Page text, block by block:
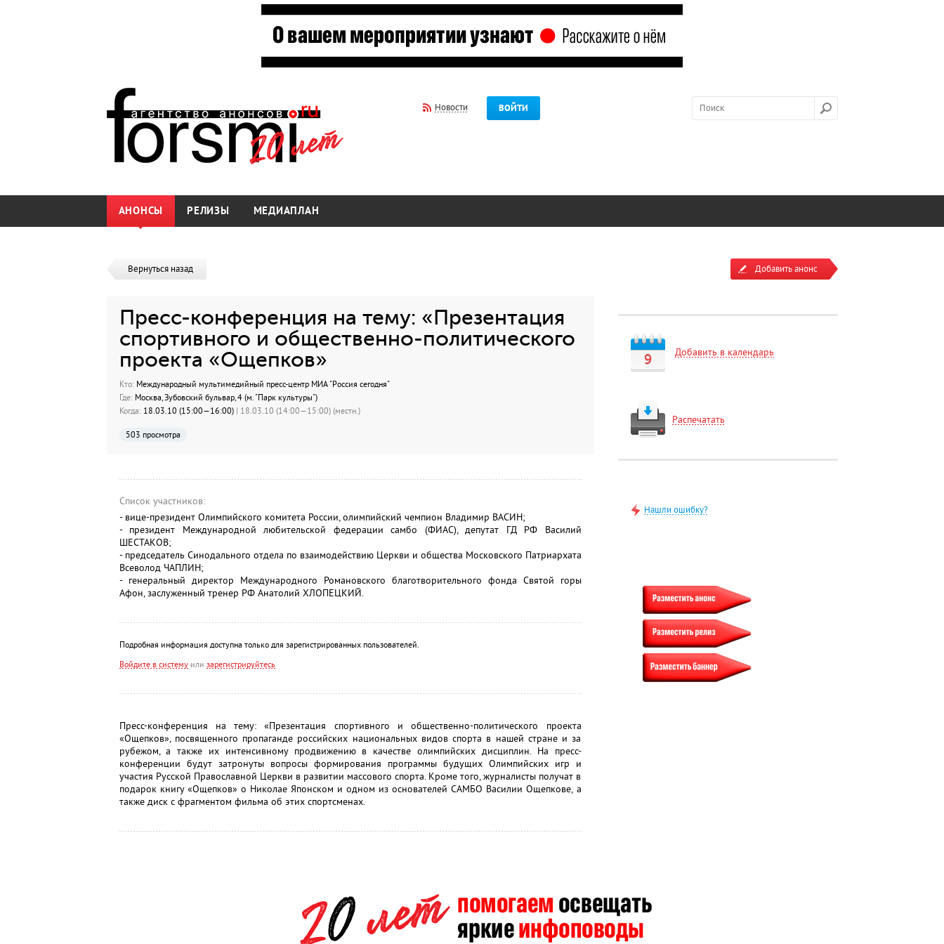
Новости ВОЙТИ
АНОНСЫ РЕЛИЗЫ МЕДИАПЛАН
Вернуться назад
Пресс-конференция на тему: «Презентация
спортивного и общественно-политического
проекта «Ощепков»
Кто:Международный мультимедийный пресс-центр МИА "Россия сегодня"
Где:Москва, Зубовский бульвар, 4 (м. "Парк культуры")
Когда:18.03.10 (15:00—16:00) | 18.03.10 (14:00—15:00) (местн.)
503 просмотра
Список участников:
- вице-президент Олимпийского комитета России, олимпийский чемпион Владимир ВАСИН;
- президент Международной любительской федерации самбо (ФИАС), депутат ГД РФ Василий
ШЕСТАКОВ;
- председатель Синодального отдела по взаимодействию Церкви и общества Московского Патриархата
Всеволод ЧАПЛИН;
- генеральный директор Международного Романовского благотворительного фонда Святой горы
Афон, заслуженный тренер РФ Анатолий ХЛОПЕЦКИЙ.
Подробная информация доступна только для зарегистрированных пользователей.
Войдите в системуили зарегистрируйтесь
Пресс-конференция на тему: «Презентация спортивного и общественно-политического проекта
«Ощепков», посвященного пропаганде российских национальных видов спорта в нашей стране и за
рубежом, а также их интенсивному продвижению в качестве олимпийских дисциплин. На пресс-
конференции будут затронуты вопросы формирования программы будущих Олимпийских игр и
участия Русской Православной Церкви в развитии массового спорта. Кроме того, журналисты получат в
подарок книгу «Ощепков» о Николае Японском и одном из основателей САМБО Василии Ощепкове, а
также диск с фрагментом фильма об этих спортсменах.
Добавить анонс
9 Добавить в календарь
Распечатать
Нашли ошибку?